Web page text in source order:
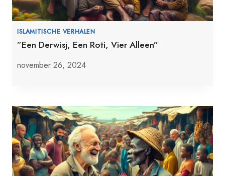
ISLAMITISCHE VERHALEN
”Een Derwisj, Een Roti, Vier Alleen”
november 26, 2024